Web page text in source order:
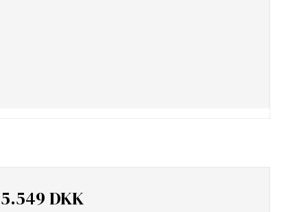
5.549 DKK